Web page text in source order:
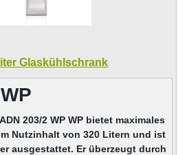
Glaskühlschrank
203/2 WP WP bietet maximales
Nutzinhalt von 320 Litern und ist
ausgestattet. Er überzeugt durch